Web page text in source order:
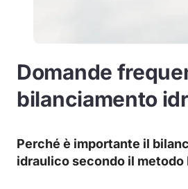
Domande
bilanciamento
Perché è importante il
idraulico secondo il metodo